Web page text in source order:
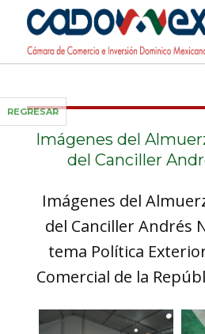
REGRESAR
Imágenes del
del Canciller
Imágenes del
del Canciller Andrés
tema Política
Comercial de la